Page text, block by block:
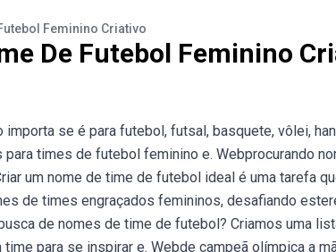
Feminino Criativo
De Futebol Feminino
importa se é para futebol, futsal, basquete, vôlei,
times de futebol feminino e. Webprocurando
um nome de time de futebol ideal é uma tarefa
de times engraçados femininos, desafiando
de nomes de time de futebol? Criamos uma
para se inspirar e. Webde campeã olímpica a